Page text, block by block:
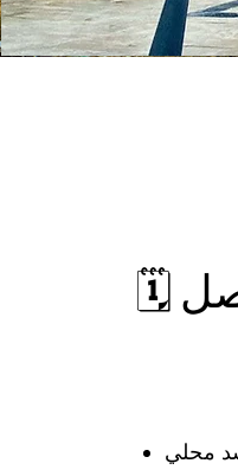
🗓 اليوم الثاني – قلب الموصل
محلي